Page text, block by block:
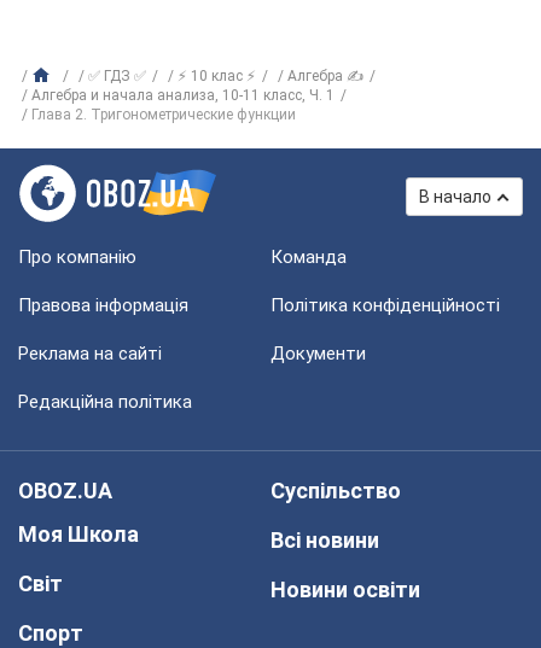
✅ ГДЗ ✅ ⚡ 10 клас ⚡
Алгебра ✍
Алгебра и начала анализа, 10-11 класс, Ч. 1
Глава 2. Тригонометрические функции
В начало
Про компанію Команда
Правова інформація Політика конфіденційності
Реклама на сайті Документи
Редакційна політика
OBOZ.UA
Моя Школа
Світ
Спорт
Суспільство
Всі новини
Новини освіти